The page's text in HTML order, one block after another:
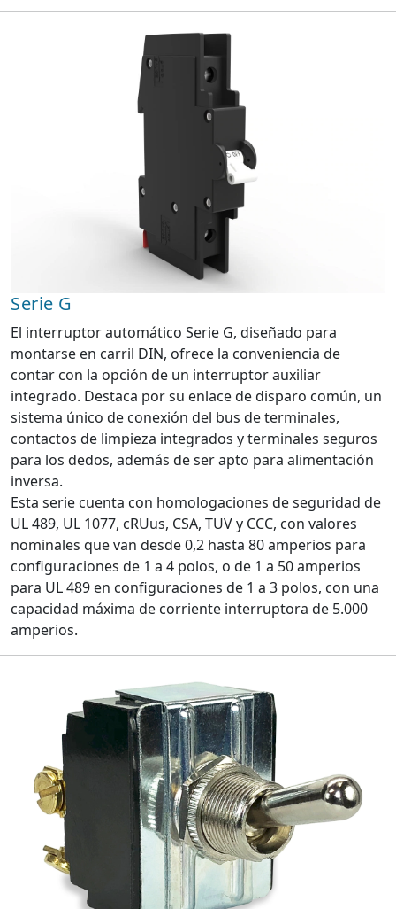
Serie G
El interruptor automático Serie G, diseñado para
montarse en carril DIN, ofrece la conveniencia de
contar con la opción de un interruptor auxiliar
integrado. Destaca por su enlace de disparo común, un
sistema único de conexión del bus de terminales,
contactos de limpieza integrados y terminales seguros
para los dedos, además de ser apto para alimentación
inversa.
Esta serie cuenta con homologaciones de seguridad de
UL 489, UL 1077, cRUus, CSA, TUV y CCC, con valores
nominales que van desde 0,2 hasta 80 amperios para
configuraciones de 1 a 4 polos, o de 1 a 50 amperios
para UL 489 en configuraciones de 1 a 3 polos, con una
capacidad máxima de corriente interruptora de 5.000
amperios.